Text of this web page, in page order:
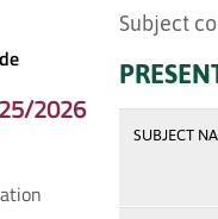
2026
Subject
SUBJECT